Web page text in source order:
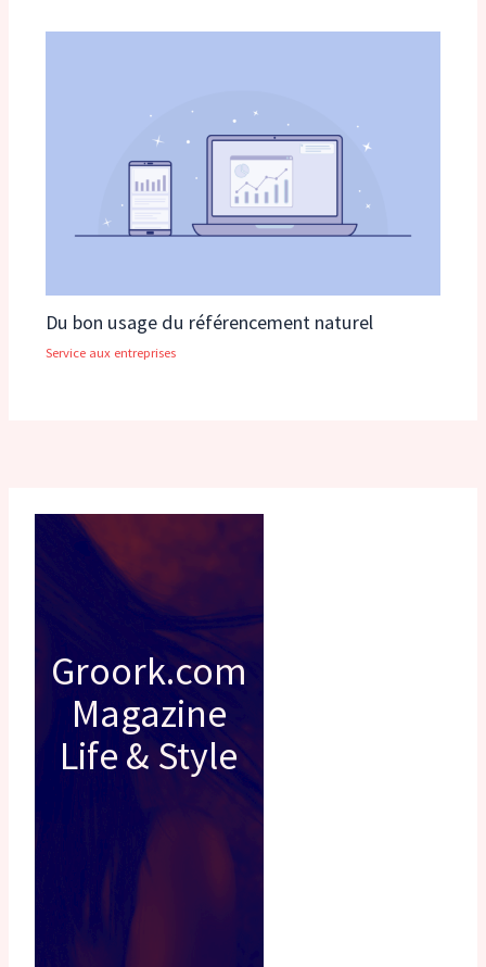
Du bon usage du référencement naturel
Service aux entreprises
Groork.com
Magazine
Life & Style